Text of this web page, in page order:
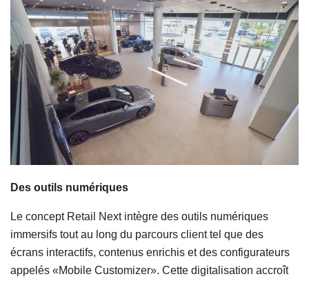
Des outils numériques
Le concept Retail Next intègre des outils numériques
immersifs tout au long du parcours client tel que des
écrans interactifs, contenus enrichis et des configurateurs
appelés «Mobile Customizer». Cette digitalisation accroît